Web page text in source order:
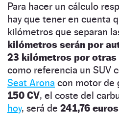
Para hacer un cálculo
hay que tener en cuenta
kilómetros que separan
kilómetros serán por
23 kilómetros por otras
como referencia un SUV
Seat Arona con motor de
150 CV, el coste del
hoy, será de 241,76 euros